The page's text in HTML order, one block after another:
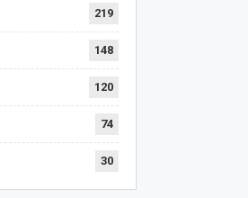
219
148
120
74
30